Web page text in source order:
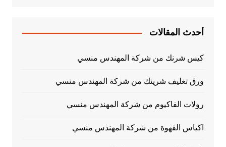
أحدث المقالات
كيس شرنك من شركة المهندس منسي
ورق تغليف شرينك من شركة المهندس منسي
رولات الفاكيوم من شركة المهندس منسي
اكياس القهوة من شركة المهندس منسي